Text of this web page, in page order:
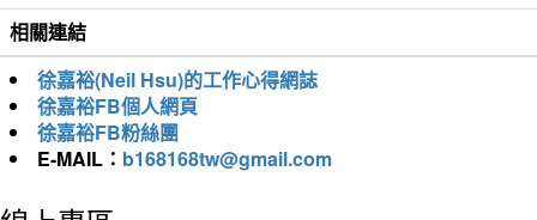
相關連結
徐嘉裕(Neil Hsu)的工作心得網誌
徐嘉裕FB個人網頁
徐嘉裕FB粉絲團
E-MAIL： b168168tw@gmail.com